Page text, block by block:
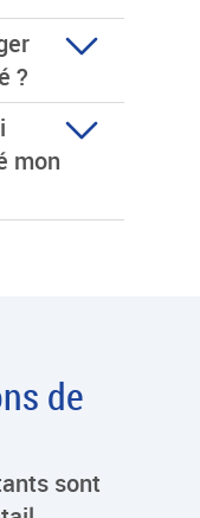
?
mon
de
sont